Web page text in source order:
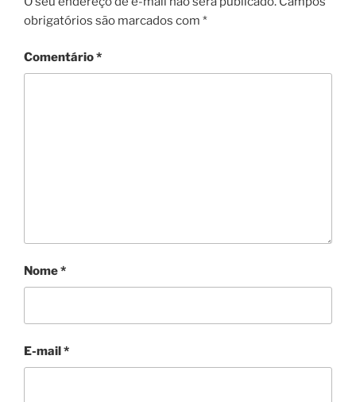
obrigatórios são marcados com *
Comentário*
Nome*
E-mail*